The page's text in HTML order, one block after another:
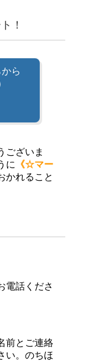
！
ら
ございま
に
《☆マー
かれること
電話くださ
前とご連絡
い。のちほ